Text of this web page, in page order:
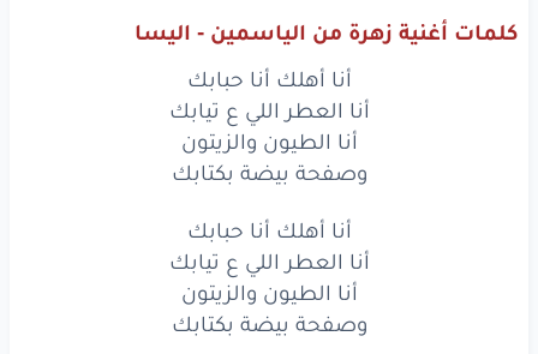
أناأهلك أنا
العطراللي ع تيابك
أناالطيونوالزيتون
وصفحةبيضةبكتابك
زهرةمن الياسمين
مليانةعشقوحنين
كلمات أغنية زهرة من الياسمين - اليسا
أنا أهلك أنا حبابك
أنا العطر اللي ع تيابك
أنا الطيون والزيتون
وصفحة بيضة بكتابك
أنا أهلك أنا حبابك
أنا العطر اللي ع تيابك
أنا الطيون والزيتون
وصفحة بيضة بكتابك